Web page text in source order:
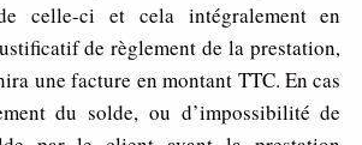
celle-ci et cela intégralement en
de règlement de la prestation,
une facture en montant TTC. En cas
du solde, ou d’impossibilité de